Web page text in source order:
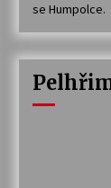
se Humpolce.